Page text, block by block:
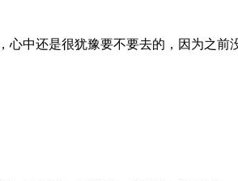
中还是很犹豫要不要去的，因为之